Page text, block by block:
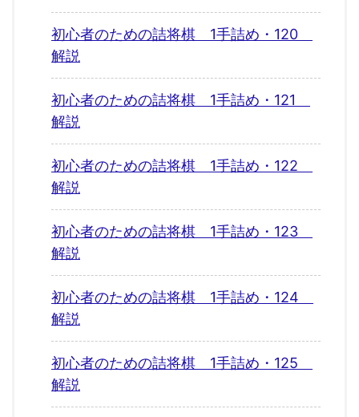
初心者のための詰将棋 1手詰め・120
解説
初心者のための詰将棋 1手詰め・121
解説
初心者のための詰将棋 1手詰め・122
解説
初心者のための詰将棋 1手詰め・123
解説
初心者のための詰将棋 1手詰め・124
解説
初心者のための詰将棋 1手詰め・125
解説